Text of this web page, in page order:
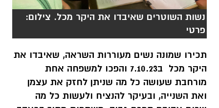
תכירו שמונה נשים מעוררות השראה, שאיבדו את
היקר מכל ב7.10.23 והפכו למשפחה אחת
מורחבת שעושה כל מה שניתן לחזק את עצמן
שרוח אהובם תפרח גבוה, משתפות מתוך בכאהב
האישי שלהן מהו יום האישה מבחינתה, במיוחד
אחרי שהחיים שינו את מסלולם והשכול נכנס להן
לבית. גיבורות בעל כורחן.